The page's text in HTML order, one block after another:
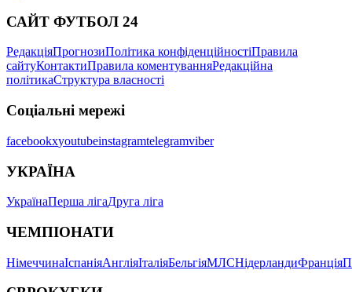
САЙТ ФУТБОЛ 24
РедакціяПрогнозиПолітика конфіденційностіПравила
сайтуКонтактиПравила коментуванняРедакційна
політикаСтруктура власності
Соціальні мережі
facebookxyoutubeinstagramtelegramviber
УКРАЇНА
УкраїнаПерша лігаДруга ліга
ЧЕМПІОНАТИ
НімеччинаІспаніяАнгліяІталіяБельгіяМЛСНідерландиФранція